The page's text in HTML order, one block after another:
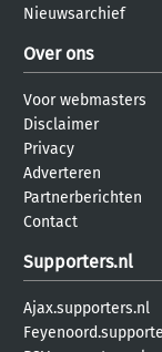
Nieuwsarchief
Over ons
Voor webmasters
Disclaimer
Privacy
Adverteren
Partnerberichten
Contact
Supporters.nl
Ajax.supporters.nl